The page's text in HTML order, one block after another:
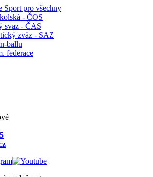
Sport pro všechny
- ČOS
svaz - ČAS
zväz - SAZ
ballu
federace